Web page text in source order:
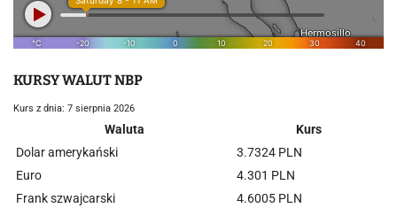
KURSY WALUT NBP
Kurs z dnia: 7 sierpnia 2026
Waluta
Kurs
Dolar amerykański
3.7324 PLN
Euro
4.301 PLN
Frank szwajcarski
4.6005 PLN